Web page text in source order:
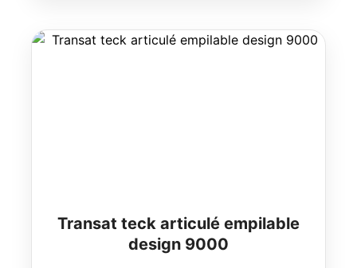
Transat teck articulé empilable
design 9000